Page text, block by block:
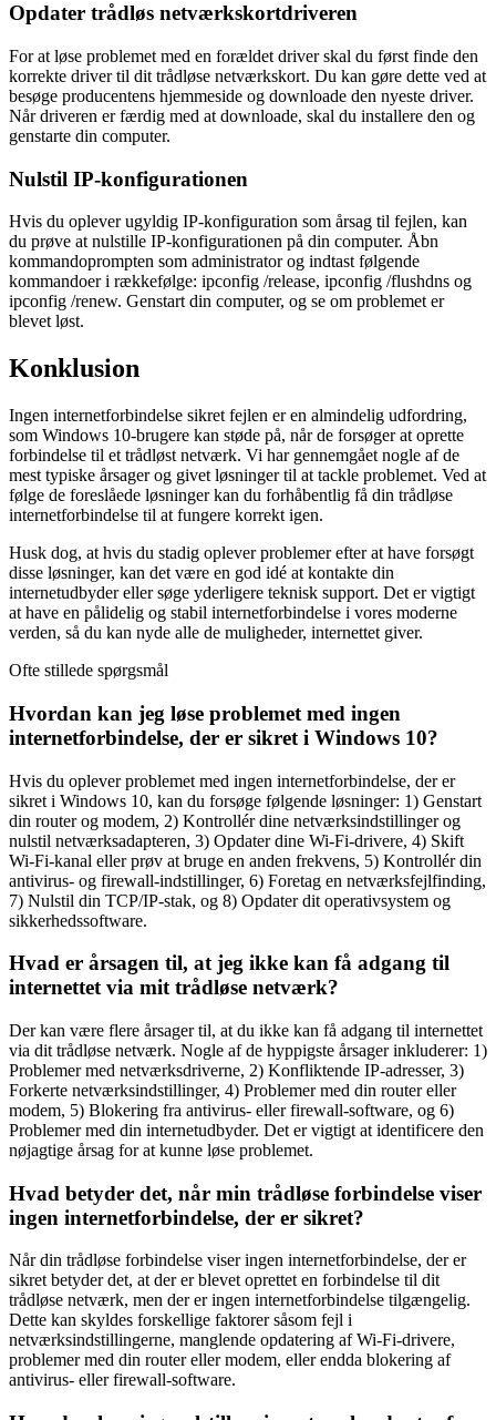
Opdater trådløs netværkskortdriveren
For at løse problemet med en forældet driver skal du først finde den
korrekte driver til dit trådløse netværkskort. Du kan gøre dette ved at
besøge producentens hjemmeside og downloade den nyeste driver.
Når driveren er færdig med at downloade, skal du installere den og
genstarte din computer.
Nulstil IP-konfigurationen
Hvis du oplever ugyldig IP-konfiguration som årsag til fejlen, kan
du prøve at nulstille IP-konfigurationen på din computer. Åbn
kommandoprompten som administrator og indtast følgende
kommandoer i rækkefølge: ipconfig /release, ipconfig /flushdns og
ipconfig /renew. Genstart din computer, og se om problemet er
blevet løst.
Konklusion
Ingen internetforbindelse sikret fejlen er en almindelig udfordring,
som Windows 10-brugere kan støde på, når de forsøger at oprette
forbindelse til et trådløst netværk. Vi har gennemgået nogle af de
mest typiske årsager og givet løsninger til at tackle problemet. Ved at
følge de foreslåede løsninger kan du forhåbentlig få din trådløse
internetforbindelse til at fungere korrekt igen.
Husk dog, at hvis du stadig oplever problemer efter at have forsøgt
disse løsninger, kan det være en god idé at kontakte din
internetudbyder eller søge yderligere teknisk support. Det er vigtigt
at have en pålidelig og stabil internetforbindelse i vores moderne
verden, så du kan nyde alle de muligheder, internettet giver.
Ofte stillede spørgsmål
Hvordan kan jeg løse problemet med ingen
internetforbindelse, der er sikret i Windows 10?
Hvis du oplever problemet med ingen internetforbindelse, der er
sikret i Windows 10, kan du forsøge følgende løsninger: 1) Genstart
din router og modem, 2) Kontrollér dine netværksindstillinger og
nulstil netværksadapteren, 3) Opdater dine Wi-Fi-drivere, 4) Skift
Wi-Fi-kanal eller prøv at bruge en anden frekvens, 5) Kontrollér din
antivirus- og firewall-indstillinger, 6) Foretag en netværksfejlfinding,
7) Nulstil din TCP/IP-stak, og 8) Opdater dit operativsystem og
sikkerhedssoftware.
Hvad er årsagen til, at jeg ikke kan få adgang til
internettet via mit trådløse netværk?
Der kan være flere årsager til, at du ikke kan få adgang til internettet
via dit trådløse netværk. Nogle af de hyppigste årsager inkluderer: 1)
Problemer med netværksdriverne, 2) Konfliktende IP-adresser, 3)
Forkerte netværksindstillinger, 4) Problemer med din router eller
modem, 5) Blokering fra antivirus- eller firewall-software, og 6)
Problemer med din internetudbyder. Det er vigtigt at identificere den
nøjagtige årsag for at kunne løse problemet.
Hvad betyder det, når min trådløse forbindelse viser
ingen internetforbindelse, der er sikret?
Når din trådløse forbindelse viser ingen internetforbindelse, der er
sikret betyder det, at der er blevet oprettet en forbindelse til dit
trådløse netværk, men der er ingen internetforbindelse tilgængelig.
Dette kan skyldes forskellige faktorer såsom fejl i
netværksindstillingerne, manglende opdatering af Wi-Fi-drivere,
problemer med din router eller modem, eller endda blokering af
antivirus- eller firewall-software.